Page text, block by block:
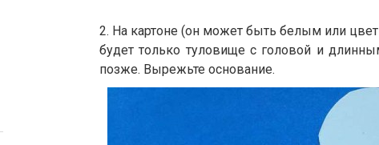
2. На картоне (он может быть белым или
будет только туловище с головой и
позже. Вырежьте основание.